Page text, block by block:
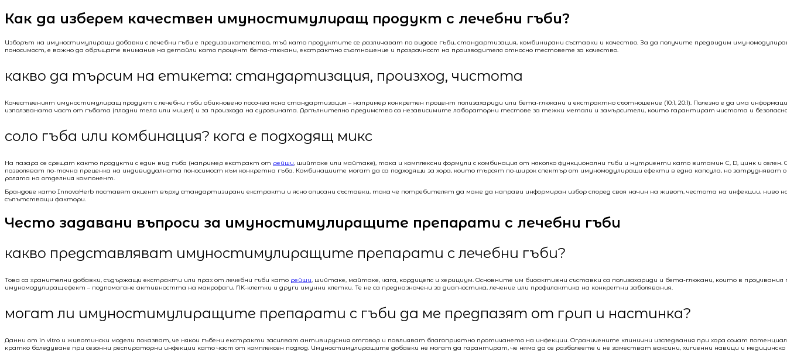
Как да изберем качествен имуностимулиращ продукт с лечебни гъби?
Изборът на имуностимулиращи добавки с лечебни гъби е предизвикателство, тъй като продуктите се различават по видове гъби, стандартизация, комбинирани съставки и качество. За да получите предвидим
поносимост, е важно да обръщате внимание на детайли като процент бета-глюкани, екстрактно съотношение и прозрачност на производителя относно тестовете за качество.
какво да търсим на етикета: стандартизация, произход, чистота
Качественият имуностимулиращ продукт с лечебни гъби обикновено посочва ясна стандартизация – например конкретен процент полизахариди или бета-глюкани и екстрактно съотношение (10:1, 20:1). Полезно е да има
използваната част от гъбата (плодни тела или мицел) и за произхода на суровината. Допълнително предимство са независимите лабораторни тестове за тежки метали и замърсители, които гарантират чистота и
соло гъба или комбинация? кога е подходящ микс
На пазара се срещат както продукти с един вид гъба (например екстракт от рейши, шийтаке или майтаке), така и комплексни формули с комбинация от няколко функционални гъби и нутриенти като витамин C, D, цинк и селен.
позволяват по-точна преценка на индивидуалната поносимост към конкретна гъба. Комбинациите могат да са подходящи за хора, които търсят по-широк спектър от имуномодулиращи ефекти в една капсула, но затрудняват
ролята на отделния компонент.
Брандове като InnovaHerb поставят акцент върху стандартизирани екстракти и ясно описани съставки, така че потребителят да може да направи информиран избор според своя начин на живот, честота на инфекции, ниво
съпътстващи фактори.
Често задавани въпроси за имуностимулиращите препарати с лечебни гъби
какво представляват имуностимулиращите препарати с лечебни гъби?
Това са хранителни добавки, съдържащи екстракти или прах от лечебни гъби като рейши, шийтаке, майтаке, чага, кордицепс и херициум. Основните им биоактивни съставки са полизахариди и бета-глюкани, които в проучвания
имуномодулиращ ефект – подпомагане активността на макрофаги, NK-клетки и други имунни клетки. Те не са предназначени за диагностика, лечение или профилактика на конкретни заболявания.
могат ли имуностимулиращите препарати с гъби да ме предпазят от грип и настинка?
Данни от in vitro и животински модели показват, че някои гъбени екстракти засилват антивирусния отговор и повлияват благоприятно протичането на инфекции. Ограничените клинични изследвания при хора сочат потенциал
кратко боледуване при сезонни респираторни инфекции като част от комплексен подход. Имуностимулиращите добавки не могат да гарантират, че няма да се разболеете и не заместват ваксини, хигиенни навици и медицинско